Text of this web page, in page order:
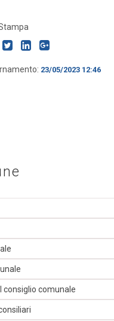
23/05/2023 12:46
consiglio comunale